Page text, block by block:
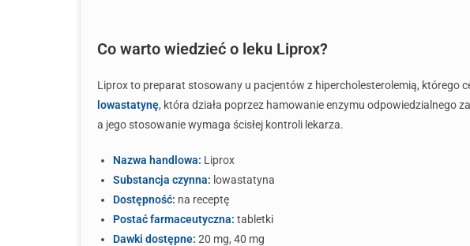
Co warto wiedzieć o leku Liprox?
Liprox to preparat stosowany u pacjentów z hipercholesterolemią, którego
lowastatynę, która działa poprzez hamowanie enzymu odpowiedzialnego
a jego stosowanie wymaga ścisłej kontroli lekarza.
Nazwa handlowa: Liprox
Substancja czynna: lowastatyna
Dostępność: na receptę
Postać farmaceutyczna: tabletki
Dawki dostępne: 20 mg, 40 mg